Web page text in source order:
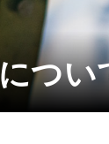
つい